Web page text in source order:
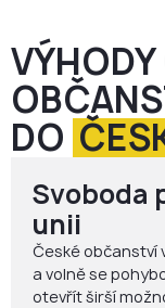
DO
Svoboda
unii
České občanství
a volně se
otevřít širší